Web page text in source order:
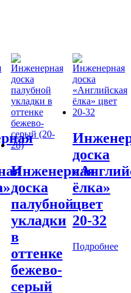
Инженерная
доска
палубной
укладки
в
оттенке
бежево-
серый
доска
ёлка»
цвет
20-32
Подробнее